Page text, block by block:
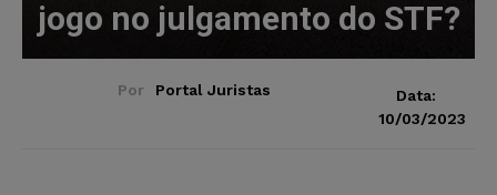
jogo no julgamento do STF?
Por Portal Juristas
Data:
10/03/2023